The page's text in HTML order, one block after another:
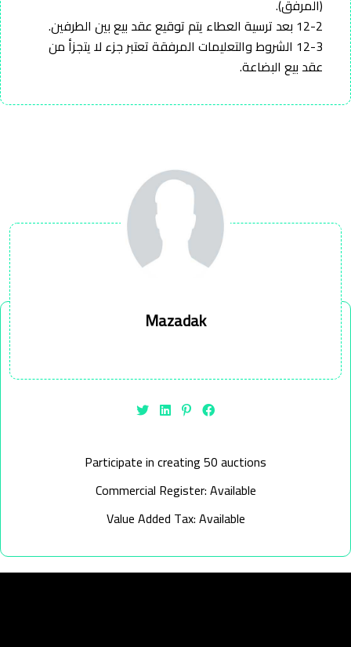
(المرفق).
12-2 بعد ترسية العطاء يتم توقيع عقد بيع بين الطرفين.
12-3 الشروط والتعليمات المرفقة تعتبر جزء لا يتجزأ من
عقد بيع البضاعة.
Mazadak
Participate in creating 50 auctions
Commercial Register: Available
Value Added Tax: Available